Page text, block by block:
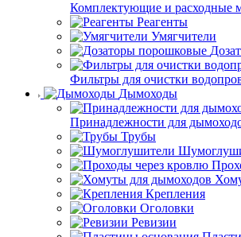
Комплектующие и расходные
Реагенты
Умягчители
Фильтры для очистки
Дымоходы
Принадлежности для
Трубы
Крепления
Оголовки
Ревизии